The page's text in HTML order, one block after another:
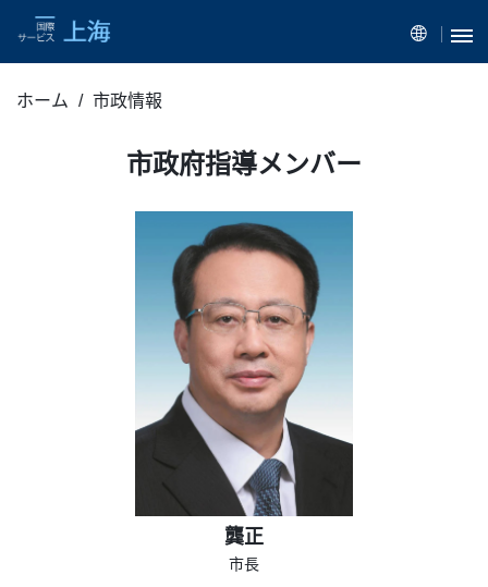
ホーム 市政情報
市政府指導メンバー
龔正
市長